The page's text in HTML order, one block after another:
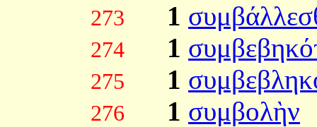
273 1
274 1
275 1
276 1 συμβολὴν